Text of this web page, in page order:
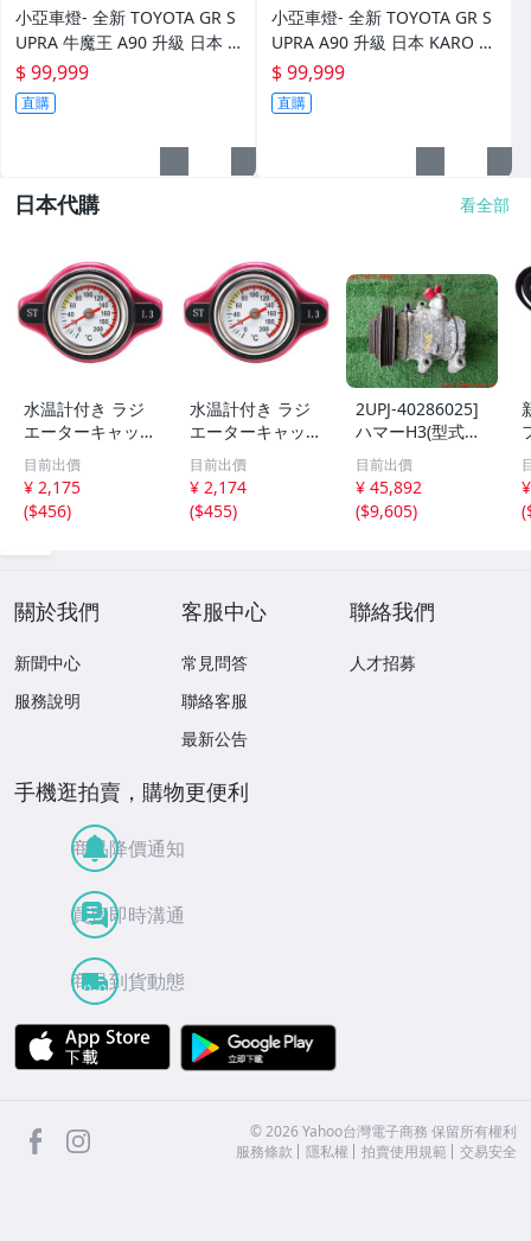
小亞車燈- 全新 TOYOTA GR S
UPRA 牛魔王 A90 升級 日本 K
ARO 頂級訂製 腳踏墊
$ 99,999
直購
小亞車燈- 全新 TOYOTA GR S
UPRA A90 升級 日本 KARO 頂
級訂製 腳踏墊
$ 99,999
直購
日本代購 看全部
水温計付き ラジ
エーターキャップ
開弁圧1.3k Bタイ
プ トヨタ/日産/ス
ズキ/スバル/マツ
ダ/ダイハツ/ホン
目前出價
¥ 2,175
($456)
水温計付き ラジ
エーターキャップ
開弁圧1.3k Bタイ
プ トヨタ/日産/ス
ズキ/スバル/マツ
ダ/ダイハツ/ホン
目前出價
¥ 2,174
($455)
2UPJ-40286025]
ハマーH3(型式不
明)エアコンコン
プレッサー 中古
目前出價
¥ 45,892
($9,605)
(
關於我們
新聞中心
服務說明
客服中心
常見問答
聯絡客服
最新公告
聯絡我們
人才招募
手機逛拍賣，購物更便利
商品降價通知
買賣即時溝通
商品到貨動態
APP Store
facebook ©2026 Yahoo台灣電子商務 保留所有權利
服務條款
隱私權 拍賣使用規範 交易安全